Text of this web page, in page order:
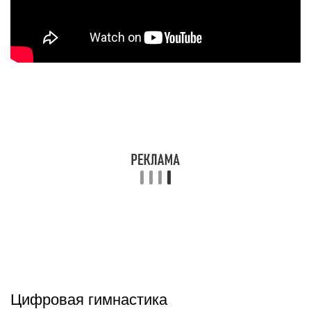
Цифровая гимнастика